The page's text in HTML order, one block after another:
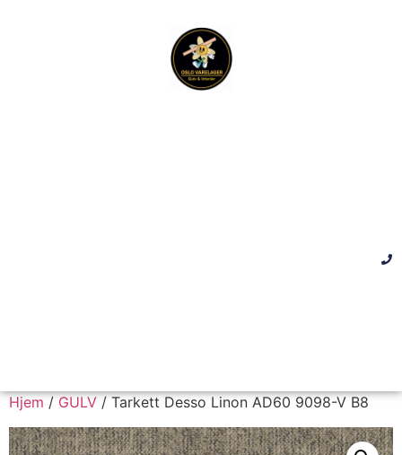
Hjem/GULV/ Tarkett Desso Linon AD60 9098-V B8